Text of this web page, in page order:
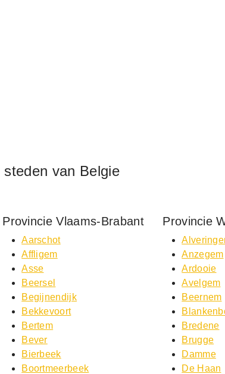
van Belgie
Provincie Vlaams-Brabant
Aarschot
Affligem
Asse
Beersel
Begijnendijk
Bekkevoort
Bertem
Bever
Bierbeek
Boortmeerbeek
Provincie
Anzegem
Ardooie
Avelgem
Beernem
Bredene
Brugge
Damme
De Haan